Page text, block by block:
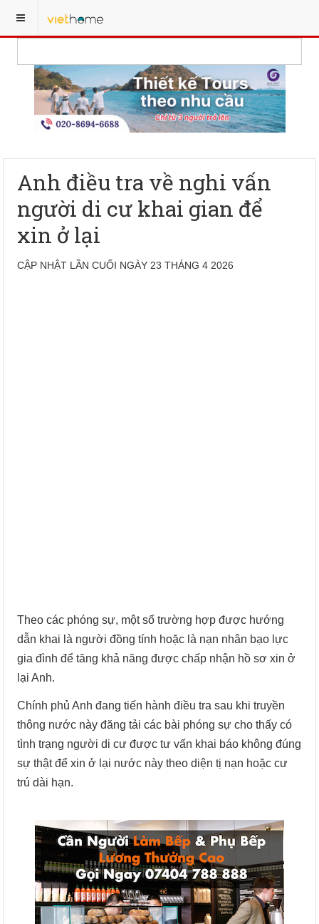
Anh điều tra về nghi vấn
người di cư khai gian để
xin ở lại
CẬP NHẬT LẦN CUỐI NGÀY 23 THÁNG 4 2026
Theo các phóng sự, một số trường hợp được hướng
dẫn khai là người đồng tính hoặc là nạn nhân bạo lực
gia đình để tăng khả năng được chấp nhận hồ sơ xin ở
lại Anh.
Chính phủ Anh đang tiến hành điều tra sau khi truyền
thông nước này đăng tải các bài phóng sự cho thấy có
tình trạng người di cư được tư vấn khai báo không đúng
sự thật để xin ở lại nước này theo diện tị nạn hoặc cư
trú dài hạn.